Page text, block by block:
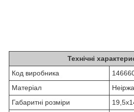
Технічні
Код виробника
Матеріал
Габаритні розміри